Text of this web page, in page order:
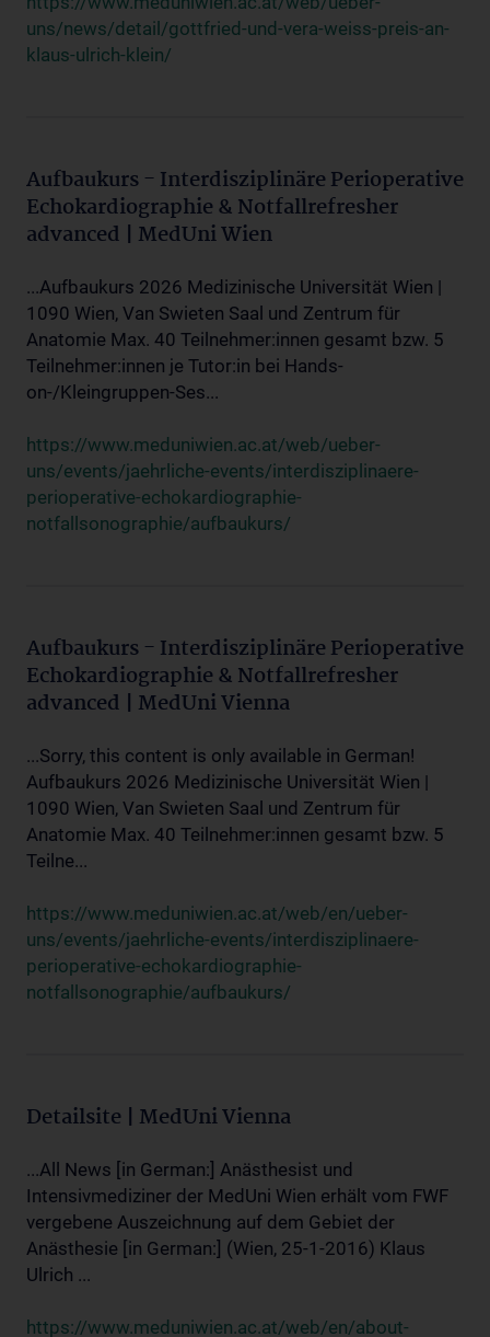
uns/news/detail/gottfried-und-vera-weiss-preis-an-
klaus-ulrich-klein/
Aufbaukurs - Interdisziplinäre Perioperative
Echokardiographie & Notfallrefresher
advanced | MedUni Wien
...Aufbaukurs 2026 Medizinische Universität Wien |
1090 Wien, Van Swieten Saal und Zentrum für
Anatomie Max. 40 Teilnehmer:innen gesamt bzw. 5
Teilnehmer:innen je Tutor:in bei Hands-
on-/Kleingruppen-Ses...
https://www.meduniwien.ac.at/web/ueber-
uns/events/jaehrliche-events/interdisziplinaere-
perioperative-echokardiographie-
notfallsonographie/aufbaukurs/
Aufbaukurs - Interdisziplinäre Perioperative
Echokardiographie & Notfallrefresher
advanced | MedUni Vienna
...Sorry, this content is only available in German!
Aufbaukurs 2026 Medizinische Universität Wien |
1090 Wien, Van Swieten Saal und Zentrum für
Anatomie Max. 40 Teilnehmer:innen gesamt bzw. 5
Teilne...
https://www.meduniwien.ac.at/web/en/ueber-
uns/events/jaehrliche-events/interdisziplinaere-
perioperative-echokardiographie-
notfallsonographie/aufbaukurs/
Detailsite | MedUni Vienna
...All News [in German:] Anästhesist und
Intensivmediziner der MedUni Wien erhält vom FWF
vergebene Auszeichnung auf dem Gebiet der
Anästhesie [in German:] (Wien, 25-1-2016) Klaus
Ulrich ...
https://www.meduniwien.ac.at/web/en/about-